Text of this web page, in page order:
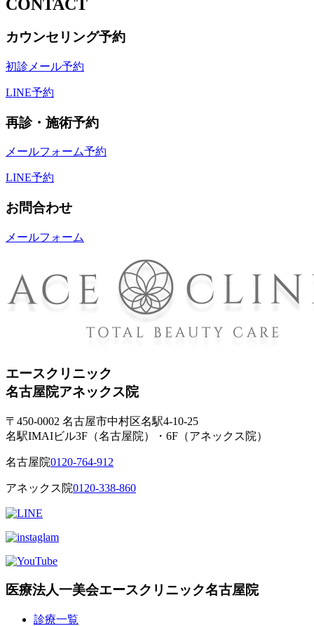
CONTACT
カウンセリング予約
初診メール予約
LINE予約
再診・施術予約
メールフォーム予約
LINE予約
お問合わせ
メールフォーム
エースクリニック
名古屋院アネックス院
〒450-0002 名古屋市中村区名駅4-10-25
名駅IMAIビル3F（名古屋院）・6F（アネックス院）
名古屋院0120-764-912
アネックス院0120-338-860
医療法人一美会エースクリニック名古屋院
診療一覧